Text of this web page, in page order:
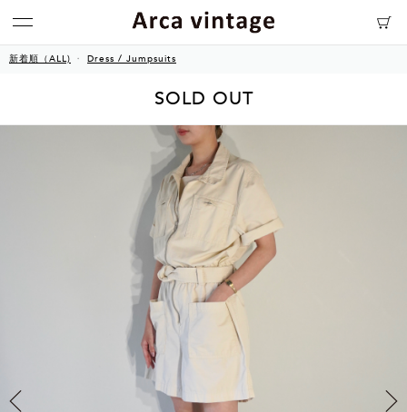
新着順（ALL) Dress / Jumpsuits
SOLD OUT